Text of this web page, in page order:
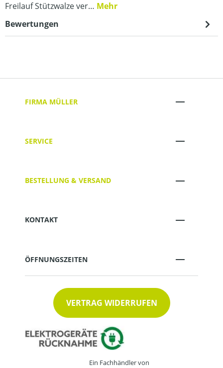
Freilauf Stützwalze ver… Mehr
Bewertungen
FIRMA MÜLLER
SERVICE
BESTELLUNG & VERSAND
KONTAKT
ÖFFNUNGSZEITEN
VERTRAG WIDERRUFEN
Ein Fachhändler von